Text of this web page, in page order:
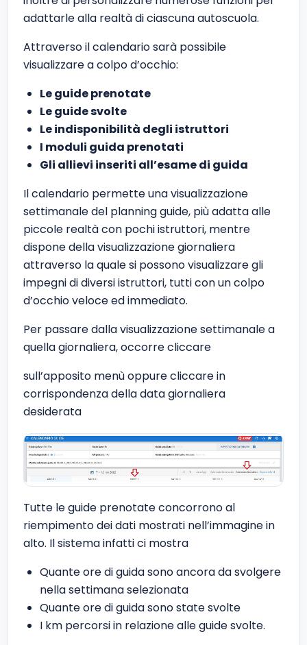
adattarle alla realtà di ciascuna autoscuola.
Attraverso il calendario sarà possibile
visualizzare a colpo d’occhio:
Le guide prenotate
Le guide svolte
Le indisponibilità degli istruttori
I moduli guida prenotati
Gli allievi inseriti all’esame di guida
Il calendario permette una visualizzazione
settimanale del planning guide, più adatta alle
piccole realtà con pochi istruttori, mentre
dispone della visualizzazione giornaliera
attraverso la quale si possono visualizzare gli
impegni di diversi istruttori, tutti con un colpo
d’occhio veloce ed immediato.
Per passare dalla visualizzazione settimanale a
quella giornaliera, occorre cliccare
sull’apposito menù oppure cliccare in
corrispondenza della data giornaliera
desiderata
Tutte le guide prenotate concorrono al
riempimento dei dati mostrati nell’immagine in
alto. Il sistema infatti ci mostra
Quante ore di guida sono ancora da svolgere
nella settimana selezionata
Quante ore di guida sono state svolte
I km percorsi in relazione alle guide svolte.